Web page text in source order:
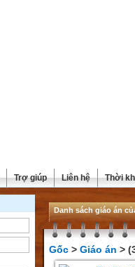
Trợ giúp Liên hệ Thời
Danh sách giáo án
Gốc > Giáo án >